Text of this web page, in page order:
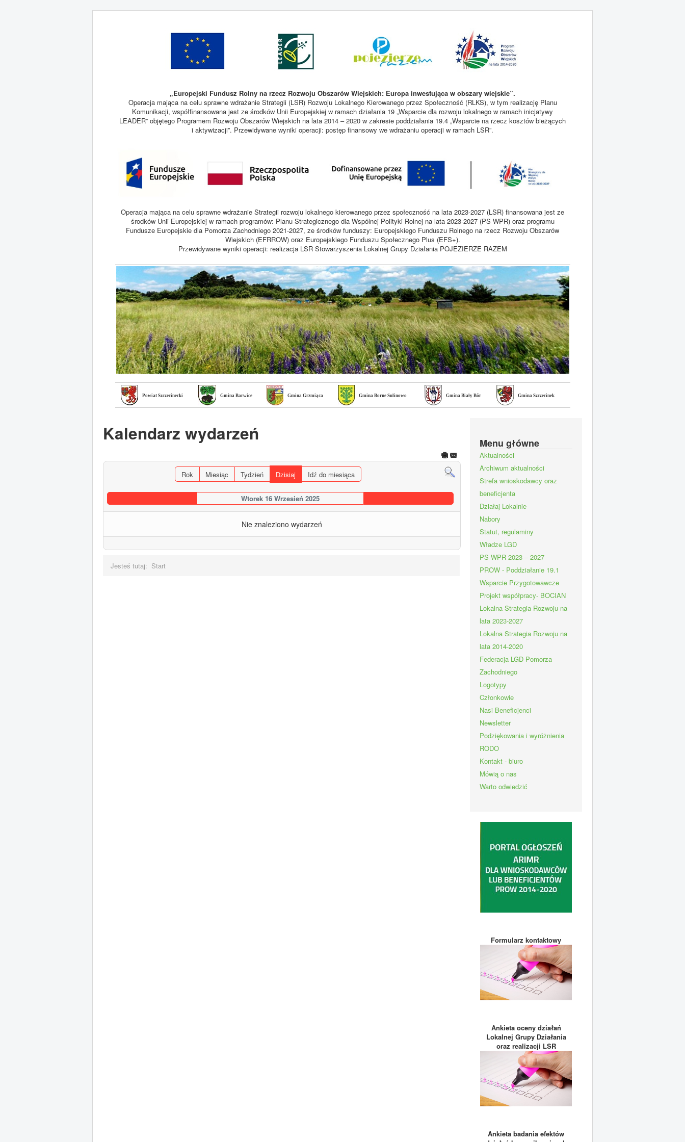
„Europejski Fundusz Rolny na rzecz Rozwoju Obszarów Wiejskich: Europa inwestująca w obszary wiejskie”.
Operacja mająca na celu sprawne wdrażanie Strategii (LSR) Rozwoju Lokalnego Kierowanego przez Społeczność (RLKS), w tym realizację Planu
Komunikacji, współfinansowana jest ze środków Unii Europejskiej w ramach działania 19 „Wsparcie dla rozwoju lokalnego w ramach inicjatywy
LEADER” objętego Programem Rozwoju Obszarów Wiejskich na lata 2014 – 2020 w zakresie poddziałania 19.4 „Wsparcie na rzecz kosztów bieżących
i aktywizacji”. Przewidywane wyniki operacji: postęp finansowy we wdrażaniu operacji w ramach LSR”.
Operacja mająca na celu sprawne wdrażanie Strategii rozwoju lokalnego kierowanego przez społeczność na lata 2023-2027 (LSR) finansowana jest ze
środków Unii Europejskiej w ramach programów: Planu Strategicznego dla Wspólnej Polityki Rolnej na lata 2023-2027 (PS WPR) oraz programu
Fundusze Europejskie dla Pomorza Zachodniego 2021-2027, ze środków funduszy: Europejskiego Funduszu Rolnego na rzecz Rozwoju Obszarów
Wiejskich (EFRROW) oraz Europejskiego Funduszu Społecznego Plus (EFS+).
Przewidywane wyniki operacji: realizacja LSR Stowarzyszenia Lokalnej Grupy Działania POJEZIERZE RAZEM
Powiat Szczecinecki Gmina Barwice Gmina Grzmiąca Gmina Borne Sulinowo Gmina Biały Bór Gmina Szczecinek
Kalendarz wydarzeń
Rok Miesiąc Tydzień Dzisiaj Idź do miesiąca
Wtorek 16 Wrzesień 2025
Nie znaleziono wydarzeń
Jesteś tutaj: Start
Menu główne
Aktualności
Archiwum aktualności
Strefa wnioskodawcy oraz
beneficjenta
Działaj Lokalnie
Nabory
Statut, regulaminy
Władze LGD
PS WPR 2023 – 2027
PROW - Poddziałanie 19.1
Wsparcie Przygotowawcze
Projekt współpracy- BOCIAN
Lokalna Strategia Rozwoju na
lata 2023-2027
Lokalna Strategia Rozwoju na
lata 2014-2020
Federacja LGD Pomorza
Zachodniego
Logotypy
Członkowie
Nasi Beneficjenci
Newsletter
Podziękowania i wyróżnienia
RODO
Kontakt - biuro
Mówią o nas
Warto odwiedzić
Formularz kontaktowy
Ankieta oceny działań
Lokalnej Grupy Działania
oraz realizacji LSR
Ankieta badania efektów